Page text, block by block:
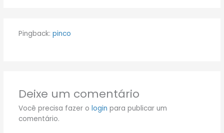
Pingback: pinco
Deixe um comentário
Você precisa fazer o login para publicar um
comentário.